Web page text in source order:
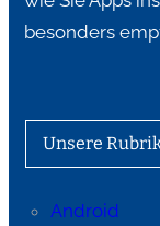
besonders
Unsere
Android